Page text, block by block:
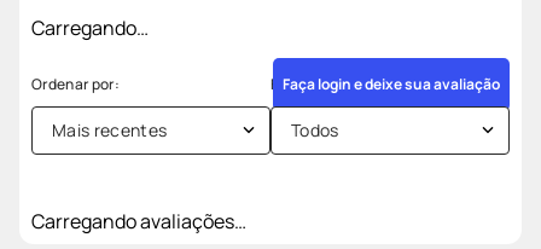
Carregando…
Faça login e deixe sua avaliação
Mais recentes Todos
Carregando avaliações…